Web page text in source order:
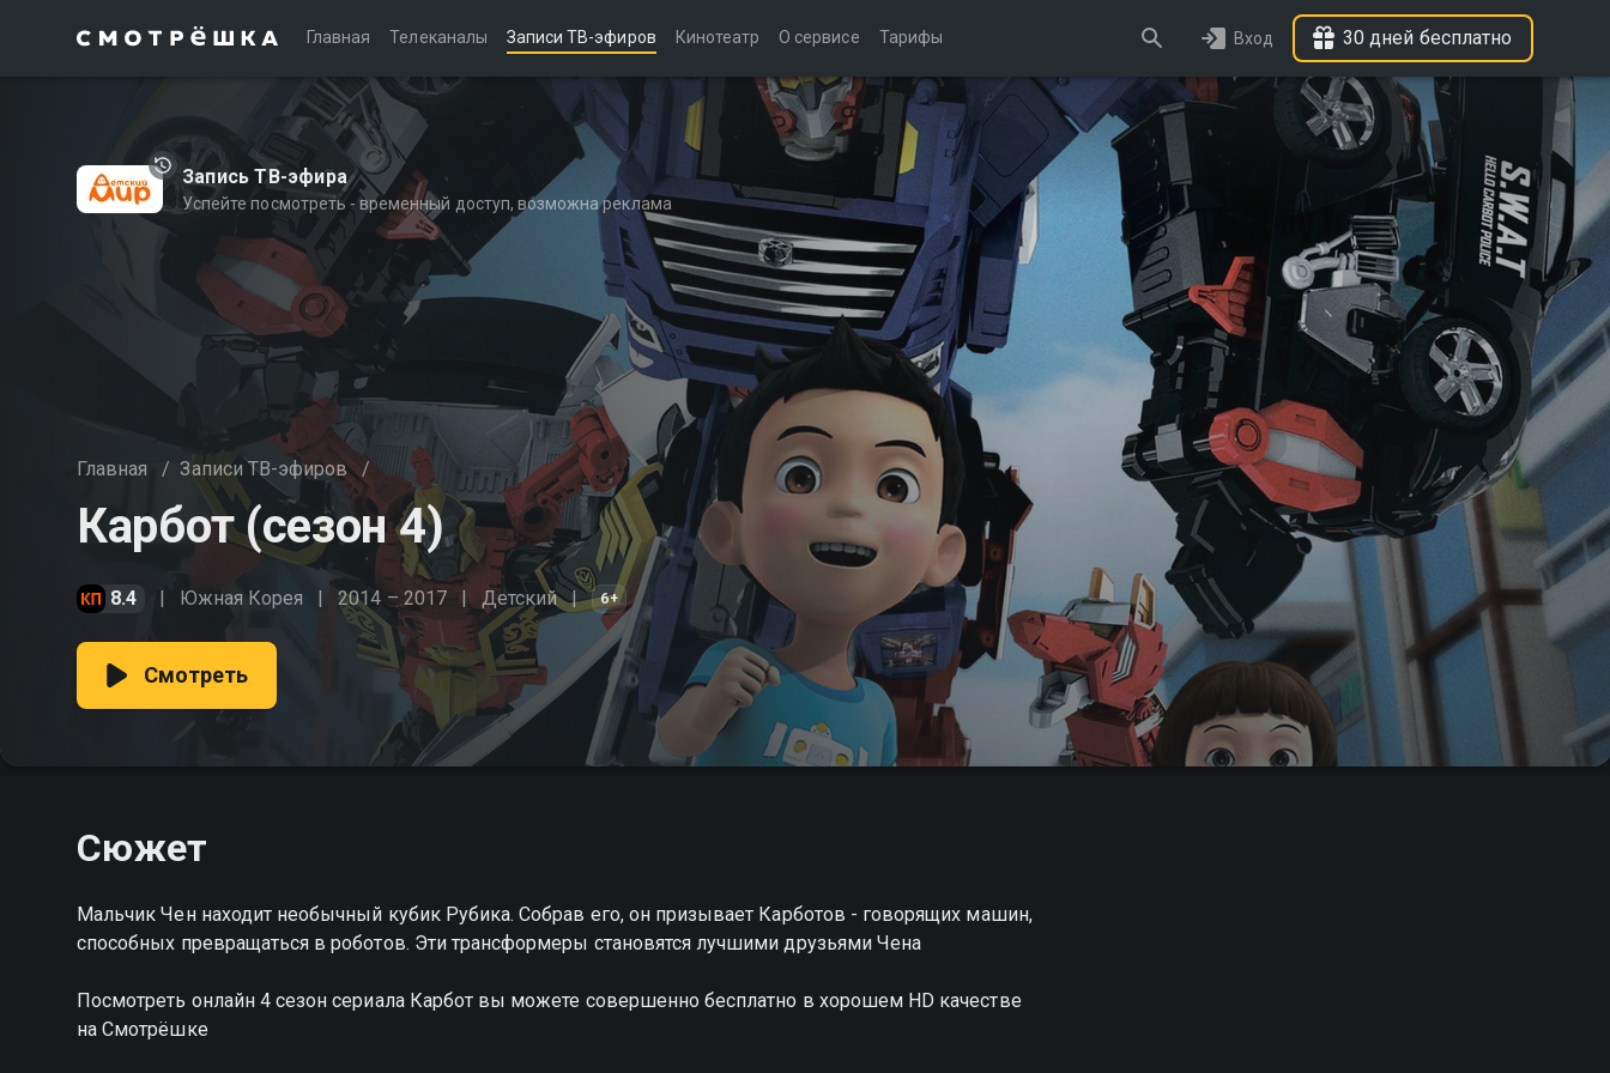
Главная Телеканалы Записи ТВ-эфиров Кинотеатр О сервисе Тарифы Вход 30 дней бесплатно
Запись ТВ-эфира
Успейте посмотреть - временный доступ, возможна реклама
Главная / Записи ТВ-эфиров /
Карбот (сезон 4)
8.4 Южная Корея 2014 – 2017 Детский 6+
Смотреть
Сюжет
Мальчик Чен находит необычный кубик Рубика. Собрав его, он призывает Карботов - говорящих машин,
способных превращаться в роботов. Эти трансформеры становятся лучшими друзьями Чена
Посмотреть онлайн 4 сезон сериала Карбот вы можете совершенно бесплатно в хорошем HD качестве
на Смотрёшке